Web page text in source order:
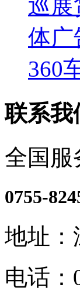
巡展
体广
360
联系我
全国服
0755-
地址：
电话：